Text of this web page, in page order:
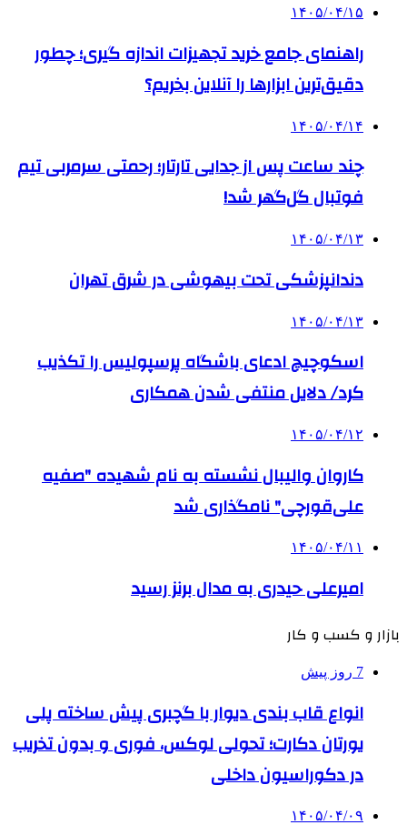
۱۴۰۵/۰۴/۱۵
راهنمای جامع خرید تجهیزات اندازه گیری؛ چطور
دقیق‌ترین ابزارها را آنلاین بخریم؟
۱۴۰۵/۰۴/۱۴
چند ساعت پس از جدایی تارتار؛ رحمتی سرمربی تیم
فوتبال گل‌گهر شد!
۱۴۰۵/۰۴/۱۳
دندانپزشکی تحت بیهوشی در شرق تهران
۱۴۰۵/۰۴/۱۳
اسکوچیچ ادعای باشگاه پرسپولیس را تکذیب
کرد/ دلایل منتفی شدن همکاری
۱۴۰۵/۰۴/۱۲
کاروان والیبال نشسته به نام شهیده "صفیه
علی‌قورچی" نامگذاری شد
۱۴۰۵/۰۴/۱۱
امیرعلی حیدری به مدال برنز رسید
بازار و کسب و کار
7 روز پیش
انواع قاب بندی دیوار با گچبری پیش ساخته پلی
یورتان دکارت؛ تحولی لوکس، فوری و بدون تخریب
در دکوراسیون داخلی
۱۴۰۵/۰۴/۰۹